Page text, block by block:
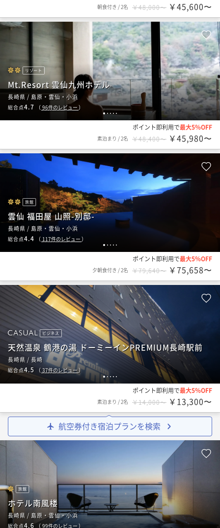
朝食付き /2名 ￥48,000〜 ￥45,600〜
12345
リゾート
Mt.Resort 雲仙九州ホテル
長崎県 / 島原・雲仙・小浜
総合点4.7 （ 96件のレビュー ）
ポイント即利用で最大5％OFF
素泊まり /2名 ￥48,400〜 ￥45,980〜
1 2 3 4 5
旅館
雲仙 福田屋 山照-別邸-
長崎県 / 島原・雲仙・小浜
総合点4.4 （ 117件のレビュー ）
ポイント即利用で最大5％OFF
夕朝食付き /2名 ￥79,640〜 ￥75,658〜
12 3 4 5
ビジネス
天然温泉 鶴港の湯 ドーミーインPREMIUM長崎駅前
長崎県 / 長崎
総合点4.5 （ 37件のレビュー）
ポイント即利用で最大5％OFF
素泊まり /2名 ￥14,000〜 ￥13,300〜
航空券付き宿泊プランを検索
旅館
ホテル南風楼
長崎県 / 島原・雲仙・小浜
総合点4.6（ 99件のレビュー）